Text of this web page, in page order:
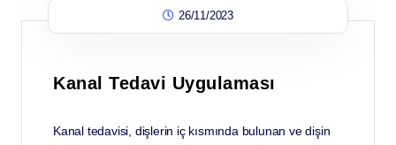
26/11/2023
Kanal Tedavi Uygulaması
Kanal tedavisi, dişlerin iç kısmında bulunan ve dişin